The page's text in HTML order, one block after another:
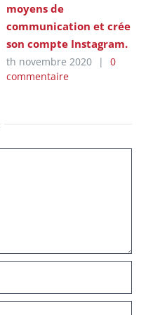
moyens de
communication et crée
son compte Instagram.
th novembre 2020 |
0
commentaire